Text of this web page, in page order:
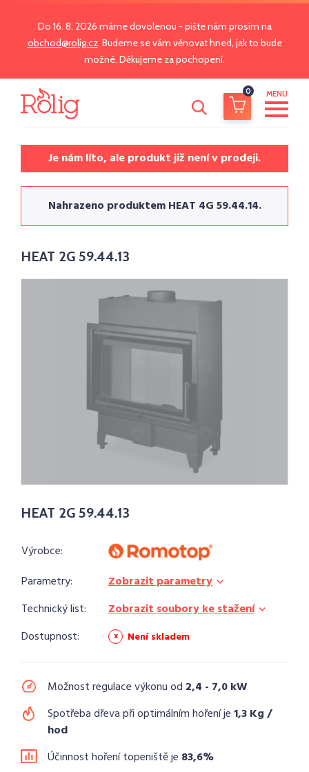
Do 16. 8. 2026 máme dovolenou - pište nám prosím na
obchod@rolig.cz. Budeme se vám věnovat hned, jak to bude
možné. Děkujeme za pochopení.
0 MENU
Je nám líto, ale produkt již není v prodeji.
Nahrazeno produktem HEAT 4G 59.44.14.
HEAT 2G 59.44.13
HEAT 2G 59.44.13
Výrobce:
Parametry:
Zobrazit parametry
Technický list:
Zobrazit soubory ke stažení
Dostupnost:
Není skladem
Možnost regulace výkonu od 2,4 - 7,0 kW
Spotřeba dřeva při optimálním hoření je1,3 Kg /
hod
Účinnost hoření topeniště je 83,6%